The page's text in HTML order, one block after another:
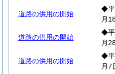
道路の供用の開始
◆平
月
道路の供用の開始
◆平
月
道路の供用の開始
◆平
月7